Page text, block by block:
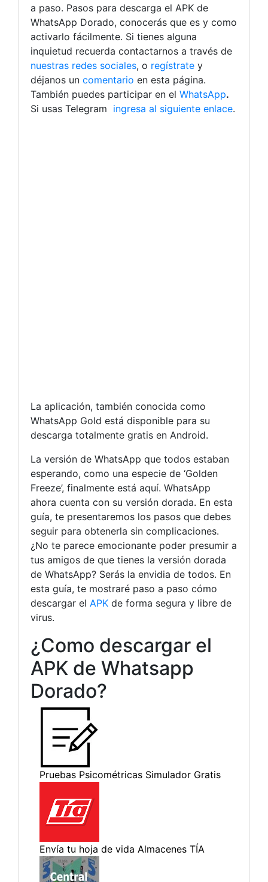
a paso. Pasos para descarga el APK de
WhatsApp Dorado, conocerás que es y como
activarlo fácilmente. Si tienes alguna
inquietud recuerda contactarnos a través de
nuestras redes sociales, o regístrate y
déjanos un comentario en esta página.
También puedes participar en el WhatsApp.
Si usas Telegram ingresa al siguiente enlace.
La aplicación, también conocida como
WhatsApp Gold está disponible para su
descarga totalmente gratis en Android.
La versión de WhatsApp que todos estaban
esperando, como una especie de ‘Golden
Freeze’, finalmente está aquí. WhatsApp
ahora cuenta con su versión dorada. En esta
guía, te presentaremos los pasos que debes
seguir para obtenerla sin complicaciones.
¿No te parece emocionante poder presumir a
tus amigos de que tienes la versión dorada
de WhatsApp? Serás la envidia de todos. En
esta guía, te mostraré paso a paso cómo
descargar el APK de forma segura y libre de
virus.
¿Como descargar el
APK de Whatsapp
Dorado?